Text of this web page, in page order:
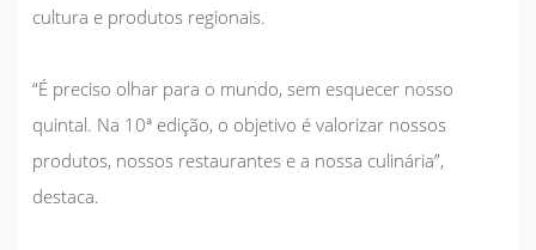
cultura e produtos regionais.
“É preciso olhar para o mundo, sem esquecer nosso
quintal. Na 10ª edição, o objetivo é valorizar nossos
produtos, nossos restaurantes e a nossa culinária”,
destaca.